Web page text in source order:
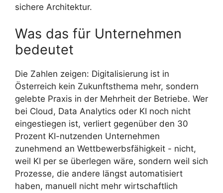
sichere Architektur.
Was das für Unternehmen
bedeutet
Die Zahlen zeigen: Digitalisierung ist in
Österreich kein Zukunftsthema mehr, sondern
gelebte Praxis in der Mehrheit der Betriebe. Wer
bei Cloud, Data Analytics oder KI noch nicht
eingestiegen ist, verliert gegenüber den 30
Prozent KI-nutzenden Unternehmen
zunehmend an Wettbewerbsfähigkeit - nicht,
weil KI per se überlegen wäre, sondern weil sich
Prozesse, die andere längst automatisiert
haben, manuell nicht mehr wirtschaftlich